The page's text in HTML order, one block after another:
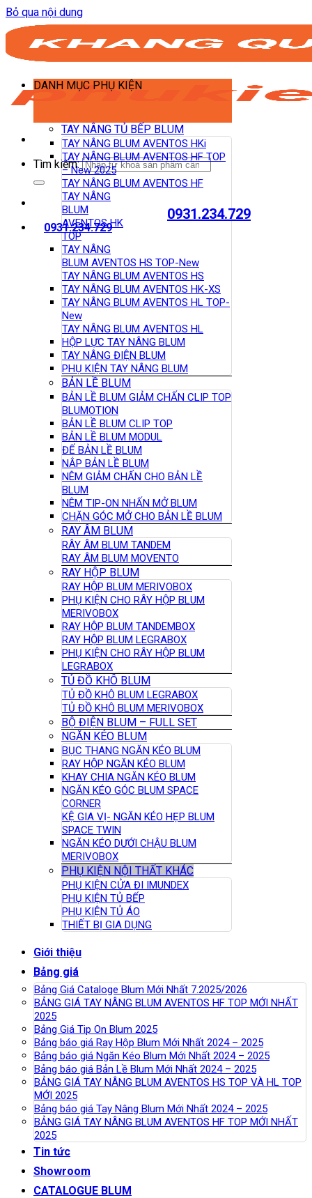
Bỏ qua nội dung
Tìm kiếm:
0931.234.729
0931.234.729
DANH MỤC PHỤ KIỆN
TAY NÂNG TỦ BẾP BLUM
TAY NÂNG BLUM AVENTOS HKi
TAY NÂNG BLUM AVENTOS HF TOP
– New 2025
TAY NÂNG BLUM AVENTOS HF
TAY NÂNG
BLUM
AVENTOS HK
TOP
TAY NÂNG
BLUM AVENTOS HS TOP-New
TAY NÂNG BLUM AVENTOS HS
TAY NÂNG BLUM AVENTOS HK-XS
TAY NÂNG BLUM AVENTOS HL TOP-
New
TAY NÂNG BLUM AVENTOS HL
HỘP LỰC TAY NÂNG BLUM
TAY NÂNG ĐIỆN BLUM
PHỤ KIỆN TAY NÂNG BLUM
BẢN LỀ BLUM
BẢN LỀ BLUM GIẢM CHẤN CLIP TOP
BLUMOTION
BẢN LỀ BLUM CLIP TOP
BẢN LỀ BLUM MODUL
ĐẾ BẢN LỀ BLUM
NẮP BẢN LỀ BLUM
NÊM GIẢM CHẤN CHO BẢN LỀ
BLUM
NÊM TIP-ON NHẤN MỞ BLUM
CHẶN GÓC MỞ CHO BẢN LỀ BLUM
RAY ÂM BLUM
RÂY ÂM BLUM TANDEM
RAY ÂM BLUM MOVENTO
RAY HỘP BLUM
RAY HỘP BLUM MERIVOBOX
PHỤ KIỆN CHO RÂY HỘP BLUM
MERIVOBOX
RAY HỘP BLUM TANDEMBOX
RAY HỘP BLUM LEGRABOX
PHỤ KIỆN CHO RÂY HỘP BLUM
LEGRABOX
TỦ ĐỒ KHÔ BLUM
TỦ ĐỒ KHÔ BLUM LEGRABOX
TỦ ĐỒ KHÔ BLUM MERIVOBOX
BỘ ĐIỆN BLUM – FULL SET
NGĂN KÉO BLUM
BỤC THANG NGĂN KÉO BLUM
RAY HỘP NGĂN KÉO BLUM
KHAY CHIA NGĂN KÉO BLUM
NGĂN KÉO GÓC BLUM SPACE
CORNER
KỆ GIA VỊ- NGĂN KÉO HẸP BLUM
SPACE TWIN
NGĂN KÉO DƯỚI CHẬU BLUM
MERIVOBOX
PHỤ KIỆN NỘI THẤT KHÁC
PHỤ KIỆN CỬA ĐI IMUNDEX
PHỤ KIỆN TỦ BẾP
PHỤ KIỆN TỦ ÁO
THIẾT BỊ GIA DỤNG
Giới thiệu
Bảng giá
Bảng Giá Cataloge Blum Mới Nhất 7.2025/2026
BẢNG GIÁ TAY NÂNG BLUM AVENTOS HF TOP MỚI NHẤT
2025
Bảng Giá Tip On Blum 2025
Bảng báo giá Ray Hộp Blum Mới Nhất 2024 – 2025
Bảng báo giá Ngăn Kéo Blum Mới Nhất 2024 – 2025
Bảng báo giá Bản Lề Blum Mới Nhất 2024 – 2025
BẢNG GIÁ TAY NÂNG BLUM AVENTOS HS TOP VÀ HL TOP
MỚI 2025
Bảng báo giá Tay Nâng Blum Mới Nhất 2024 – 2025
BẢNG GIÁ TAY NÂNG BLUM AVENTOS HF TOP MỚI NHẤT
2025
Tin tức
Showroom
CATALOGUE BLUM